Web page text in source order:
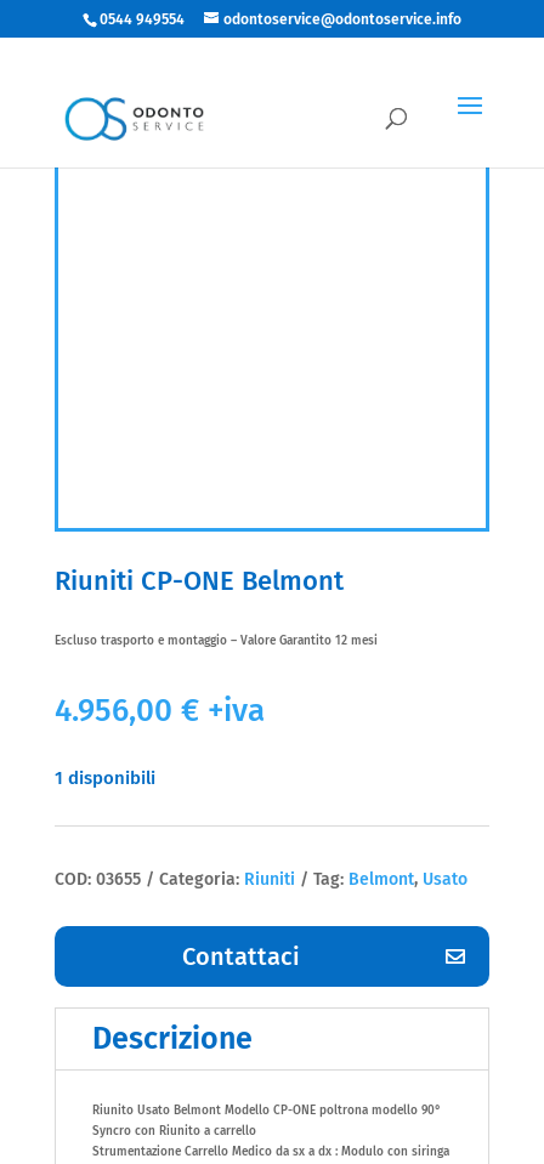
0544 949554 odontoservice@odontoservice.info
Riuniti CP-ONE Belmont
Escluso trasporto e montaggio – Valore Garantito 12 mesi
4.956,00 € +iva
1 disponibili
COD: 03655 Categoria: Riuniti Tag: Belmont, Usato
Contattaci
Descrizione
Riunito Usato Belmont Modello CP-ONE poltrona modello 90°
Syncro con Riunito a carrello
Strumentazione Carrello Medico da sx a dx : Modulo con siringa